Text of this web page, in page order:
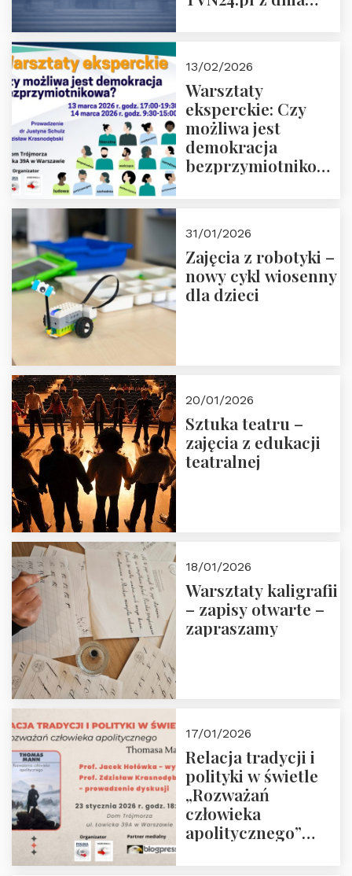
13/02/2026
Warsztaty
eksperckie: Czy
możliwa jest
demokracja
bezprzymiotnikowa?
31/01/2026
Zajęcia z robotyki –
nowy cykl wiosenny
dla dzieci
20/01/2026
Sztuka teatru –
zajęcia z edukacji
teatralnej
18/01/2026
Warsztaty kaligrafii
– zapisy otwarte –
zapraszamy
17/01/2026
Relacja tradycji i
polityki w świetle
„Rozważań
człowieka
apolitycznego”